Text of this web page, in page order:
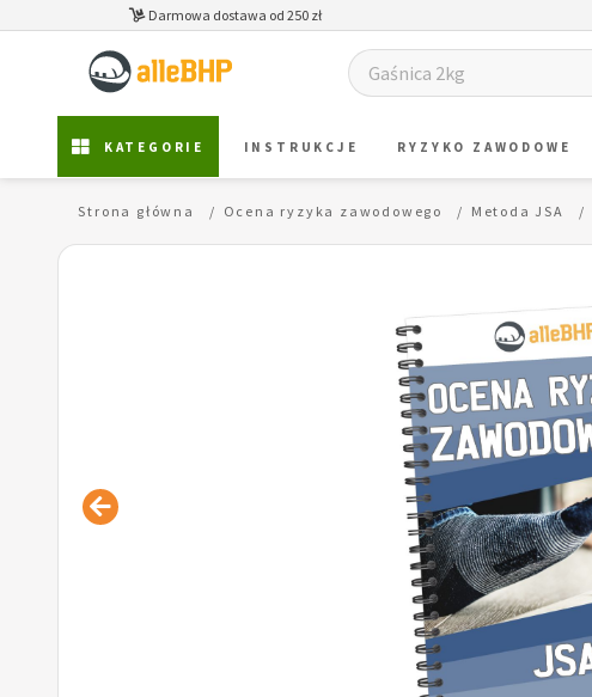
Darmowa dostawa od 250 zł
KATEGORIE INSTRUKCJE RYZYKO ZAWODOWE
Strona główna Ocena ryzyka zawodowego Metoda JSA